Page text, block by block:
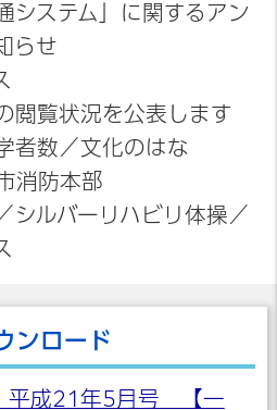
システム」に関するアン
らせ
閲覧状況を公表します
者数／文化のはな
消防本部
シルバーリハビリ体操／
ンロード
平成21年5月号 【一